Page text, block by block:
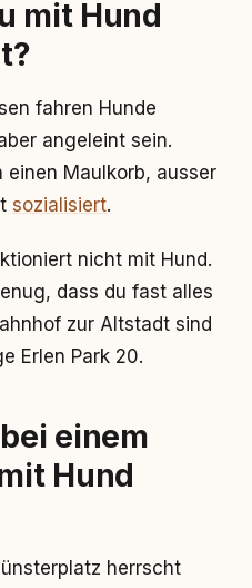
mit Hund
fahren Hunde
angeleint sein.
einen Maulkorb, ausser
sozialisiert.
nicht mit Hund.
dass du fast alles
zur Altstadt sind
Erlen Park 20.
einem
Hund
herrscht